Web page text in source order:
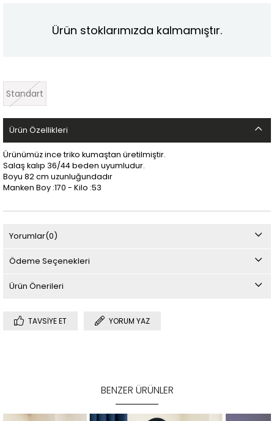
Ürün stoklarımızda kalmamıştır.
Standart
Ürün Özellikleri
Ürünümüz ince triko kumaştan üretilmiştir.
Salaş kalıp 36/44 beden uyumludur.
Boyu 82 cm uzunluğundadır
Manken Boy :170 - Kilo :53
Yorumlar(0)
Ödeme Seçenekleri
Ürün Önerileri
TAVSIYE ET YORUM YAZ
BENZER ÜRÜNLER